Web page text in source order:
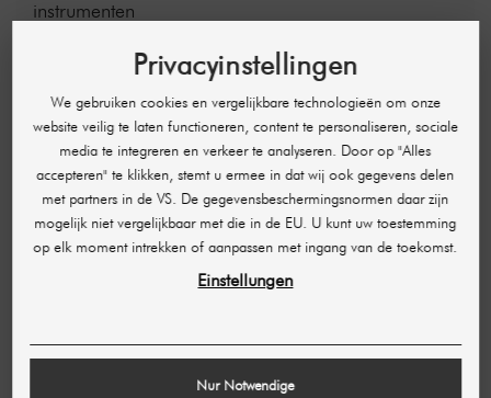
instrumenten
Arbeidsveiligheid en ongevallenpreventie
Marketing
Het gebruik van onze hyaluronpennen is
uitsluitend voorbehouden aan zorgverleners en
artsen, maar privégebruik is eveneens
toegestaan.
-€ 123,03
Privacyinstellingen
We gebruiken cookies en vergelijkbare technologieën om onze
website veilig te laten functioneren, content te personaliseren, sociale
media te integreren en verkeer te analyseren. Door op "Alles
accepteren" te klikken, stemt u ermee in dat wij ook gegevens delen
met partners in de VS. De gegevensbeschermingsnormen daar zijn
mogelijk niet vergelijkbaar met die in de EU. U kunt uw toestemming
op elk moment intrekken of aanpassen met ingang van de toekomst.
Einstellungen
Nur Notwendige